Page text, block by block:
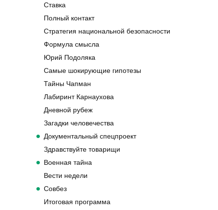
Ставка
Полный контакт
Стратегия национальной безопасности
Формула смысла
Юрий Подоляка
Самые шокирующие гипотезы
Тайны Чапман
Лабиринт Карнаухова
Дневной рубеж
Загадки человечества
Документальный спецпроект
Здравствуйте товарищи
Военная тайна
Вести недели
Совбез
Итоговая программа